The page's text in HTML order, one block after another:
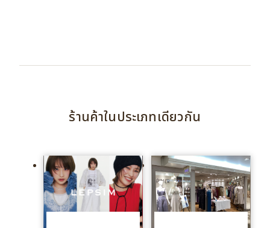
ร้านค้าในประเภทเดียวกัน